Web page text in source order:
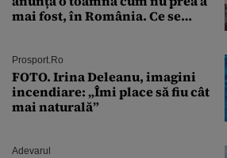
mai fost, în România. Ce se
București. Pe ce dată ninge
Prosport.ro
FOTO. Irina Deleanu, imagini
incendiare: „Îmi place să fiu cât
mai naturală”
Adevarul